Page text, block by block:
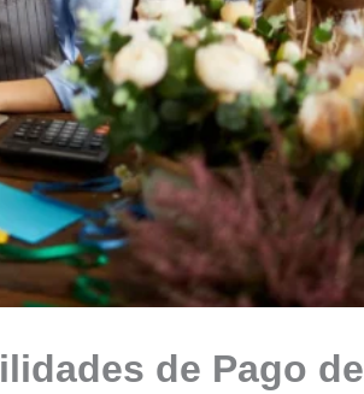
de Pago de